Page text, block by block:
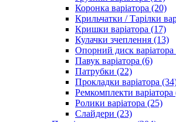
Коронка варіатора (20)
Крильчатки / Тарілки
Кришки варіатора (17)
Кулачки зчеплення (13)
Опорний диск варіатора
Павук варіатора (6)
Патрубки (22)
Прокладки варіатора
Ремкомплекти варіатора
Ролики варіатора (25)
Слайдери (23)